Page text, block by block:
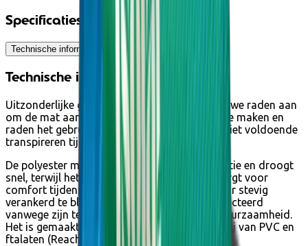
Specificaties
Technische informatie
Technische informatie
Uitzonderlijke grip in natte omstandigheden (we raden aan
om de mat aan het begin van de les vochtig te maken en
raden het gebruik ervan af voor mensen die niet voldoende
transpireren tijdens het oefenen).
De polyester microvezel absorbeert transpiratie en droogt
snel, terwijl het 100% natuurrubber (latex) zorgt voor
comfort tijdens het oefenen en stabiliteit door stevig
verankerd te blijven aan de vloer. Het is geselecteerd
vanwege zijn technische eigenschappen en duurzaamheid.
Het is gemaakt van gerecyclede stof, 100% vrij van PVC en
ftalaten (Reach en Rosh gecertificeerd).